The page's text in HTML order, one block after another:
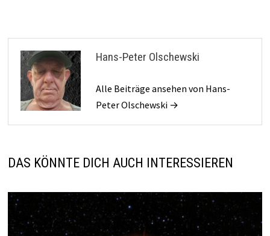
Hans-Peter Olschewski
Alle Beiträge ansehen von Hans-
Peter Olschewski →
DAS KÖNNTE DICH AUCH INTERESSIEREN